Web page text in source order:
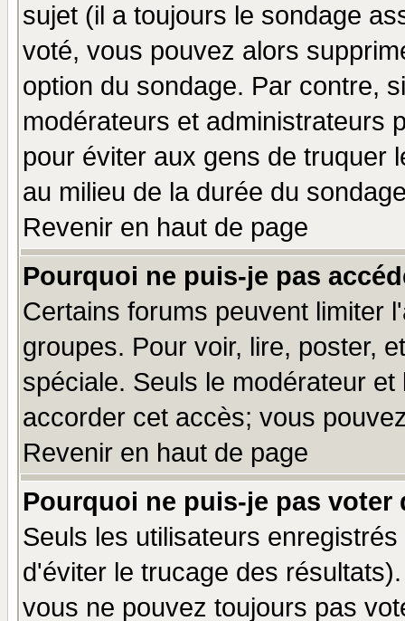
sujet (il a toujours le sondage
voté, vous pouvez alors
option du sondage. Par contre,
modérateurs et administrateurs
pour éviter aux gens de truquer
au milieu de la durée du
Revenir en haut de page
Pourquoi ne puis-je pas
Certains forums peuvent limiter
groupes. Pour voir, lire, poster,
spéciale. Seuls le modérateur
accorder cet accès; vous
Revenir en haut de page
Pourquoi ne puis-je pas voter
Seuls les utilisateurs
d'éviter le trucage des
vous ne pouvez toujours pas